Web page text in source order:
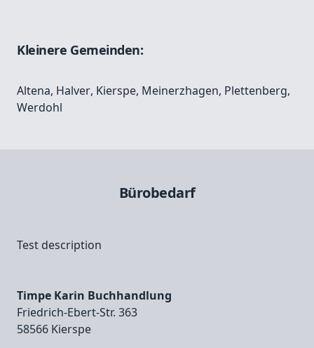
Kleinere Gemeinden:
Altena, Halver, Kierspe, Meinerzhagen, Plettenberg,
Werdohl
Bürobedarf
Test description
Timpe Karin Buchhandlung
Friedrich‑Ebert‑Str. 363
58566 Kierspe